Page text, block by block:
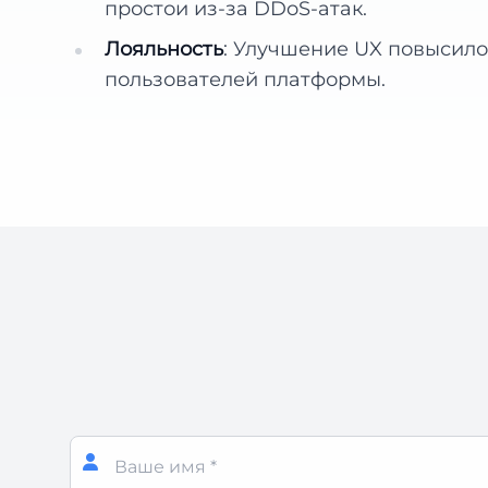
простои из-за DDoS-атак.
Лояльность: Улучшение UX
пользователей платформы.